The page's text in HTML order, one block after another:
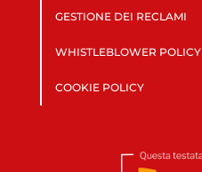
GESTIONE DEI RECLAMI
WHISTLEBLOWER POLICY
COOKIE POLICY